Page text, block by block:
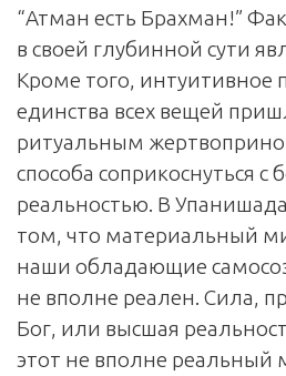
“Атман есть Брахман!”
в своей глубинной сути
Кроме того, интуитивное
единства всех вещей
ритуальным
способа соприкоснуться с
реальностью. В
том, что материальный
наши обладающие
не вполне реален. Сила,
Бог, или высшая
этот не вполне реальный